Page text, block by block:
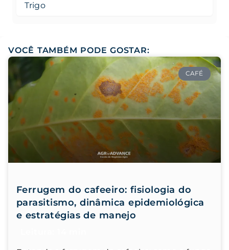
Trigo
VOCÊ TAMBÉM PODE GOSTAR:
CAFÉ
Ferrugem do cafeeiro: fisiologia do
parasitismo, dinâmica epidemiológica
e estratégias de manejo